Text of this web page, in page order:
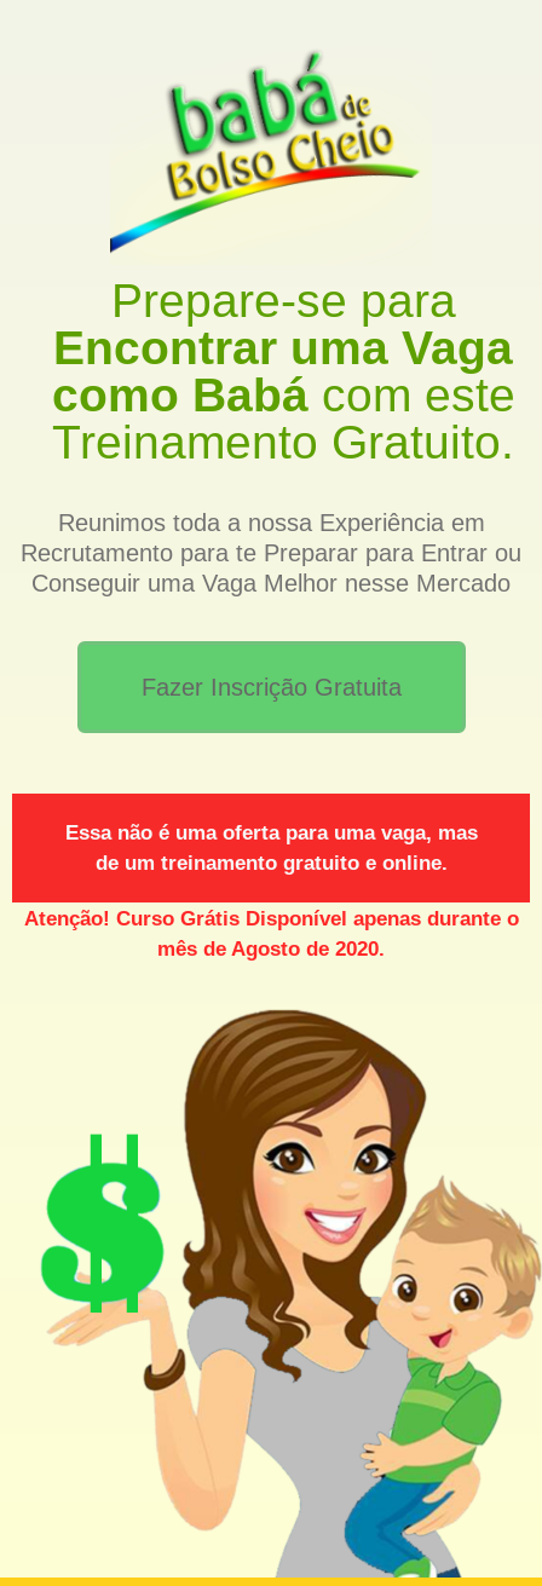
Prepare-se para
Encontrar uma Vaga
como Babácom este
Treinamento Gratuito.
Reunimos toda a nossa Experiência em
Recrutamento para te Preparar para Entrar ou
Conseguir uma Vaga Melhor nesse Mercado
Fazer Inscrição Gratuita
Essa não é uma oferta para uma vaga, mas
de um treinamento gratuito e online.
Atenção! Curso Grátis Disponível apenas durante o
mês de Agosto de 2020.